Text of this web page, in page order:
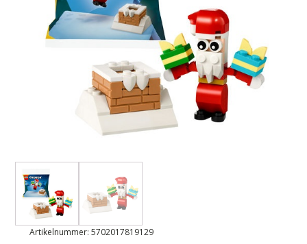
Artikelnummer: 5702017819129